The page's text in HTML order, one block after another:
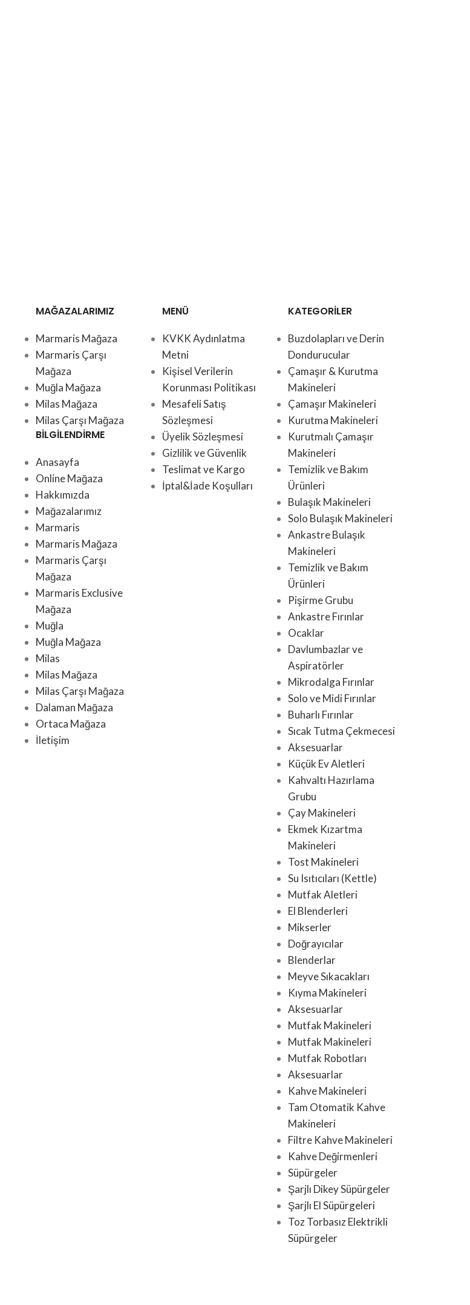
MAĞAZALARIMIZ
Marmaris Mağaza
Marmaris Çarşı
Mağaza
Muğla Mağaza
Milas Mağaza
Milas Çarşı Mağaza
BİLGİLENDİRME
Anasayfa
Online Mağaza
Hakkımızda
Mağazalarımız
Marmaris
Marmaris Mağaza
Marmaris Çarşı
Mağaza
Marmaris Exclusive
Mağaza
Muğla
Muğla Mağaza
Milas
Milas Mağaza
Milas Çarşı Mağaza
Dalaman Mağaza
Ortaca Mağaza
İletişim
MENÜ
KVKK Aydınlatma
Metni
Kişisel Verilerin
Korunması Politikası
Mesafeli Satış
Sözleşmesi
Üyelik Sözleşmesi
Gizlilik ve Güvenlik
Teslimat ve Kargo
İptal&İade Koşulları
KATEGORİLER
Buzdolapları ve Derin
Dondurucular
Çamaşır & Kurutma
Makineleri
Çamaşır Makineleri
Kurutma Makineleri
Kurutmalı Çamaşır
Makineleri
Temizlik ve Bakım
Ürünleri
Bulaşık Makineleri
Solo Bulaşık Makineleri
Ankastre Bulaşık
Makineleri
Temizlik ve Bakım
Ürünleri
Pişirme Grubu
Ankastre Fırınlar
Ocaklar
Davlumbazlar ve
Aspiratörler
Mikrodalga Fırınlar
Solo ve Midi Fırınlar
Buharlı Fırınlar
Sıcak Tutma Çekmecesi
Aksesuarlar
Küçük Ev Aletleri
Kahvaltı Hazırlama
Grubu
Çay Makineleri
Ekmek Kızartma
Makineleri
Tost Makineleri
Su Isıtıcıları (Kettle)
Mutfak Aletleri
El Blenderleri
Mikserler
Doğrayıcılar
Blenderlar
Meyve Sıkacakları
Kıyma Makineleri
Aksesuarlar
Mutfak Makineleri
Mutfak Makineleri
Mutfak Robotları
Aksesuarlar
Kahve Makineleri
Tam Otomatik Kahve
Makineleri
Filtre Kahve Makineleri
Kahve Değirmenleri
Süpürgeler
Şarjlı Dikey Süpürgeler
Şarjlı El Süpürgeleri
Toz Torbasız Elektrikli
Süpürgeler